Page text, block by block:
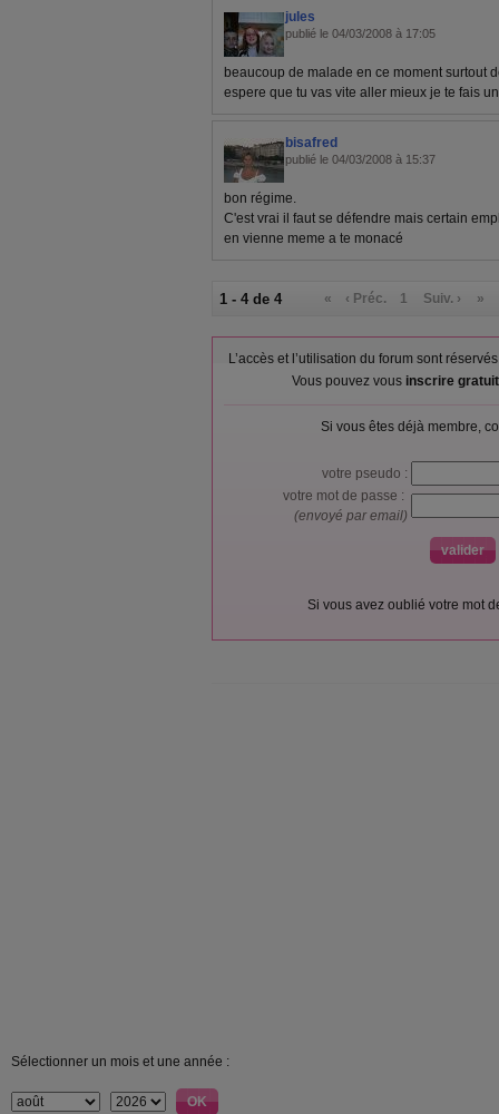
jules
publié le 04/03/2008 à 17:05
beaucoup de malade en ce moment surtout
espere que tu vas vite aller mieux je te fais
bisafred
publié le 04/03/2008 à 15:37
bon régime.
C'est vrai il faut se défendre mais certain
en vienne meme a te monacé
1 - 4 de 4 « ‹ Préc. 1 Suiv. › »
L’accès et l’utilisation du forum sont
Vous pouvez vous inscrire
Si vous êtes déjà membre,
votre pseudo :
votre mot de passe :
(envoyé par email)
Si vous avez oublié votre mot
Sélectionner un mois et une année :